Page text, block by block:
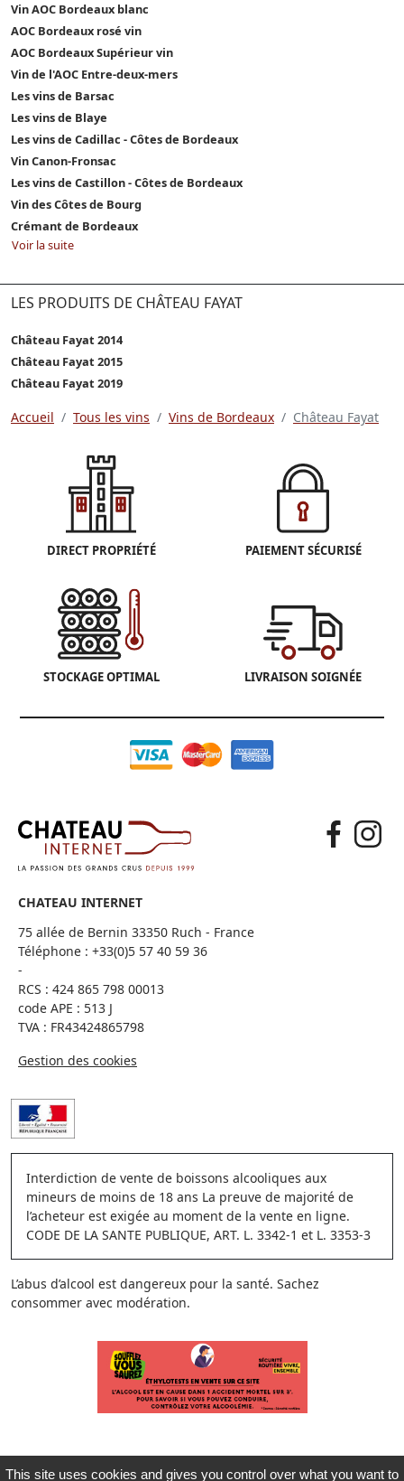
Vin AOC Bordeaux blanc
AOC Bordeaux rosé vin
AOC Bordeaux Supérieur vin
Vin de l'AOC Entre-deux-mers
Les vins de Barsac
Les vins de Blaye
Les vins de Cadillac - Côtes de Bordeaux
Vin Canon-Fronsac
Les vins de Castillon - Côtes de Bordeaux
Vin des Côtes de Bourg
Crémant de Bordeaux
Voir la suite
LES PRODUITS DE CHÂTEAU FAYAT
Château Fayat 2014
Château Fayat 2015
Château Fayat 2019
Accueil Tous les vins Vins de Bordeaux Château Fayat
DIRECT PROPRIÉTÉ PAIEMENT SÉCURISÉ
STOCKAGE OPTIMAL LIVRAISON SOIGNÉE
CHATEAU INTERNET
75 allée de Bernin 33350 Ruch - France
Téléphone : +33(0)5 57 40 59 36
-
RCS : 424 865 798 00013
code APE : 513 J
TVA : FR43424865798
Gestion des cookies
Interdiction de vente de boissons alcooliques aux
mineurs de moins de 18 ans La preuve de majorité de
l’acheteur est exigée au moment de la vente en ligne.
CODE DE LA SANTE PUBLIQUE, ART. L. 3342-1 et L. 3353-3
L’abus d’alcool est dangereux pour la santé. Sachez
consommer avec modération.
This site uses cookies and gives you control over what you want to